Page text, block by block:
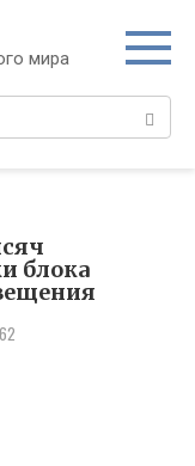
мира
блока